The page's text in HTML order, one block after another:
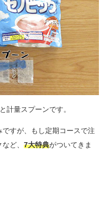
計量スプーンです。
すが、もし定期コースで注
ど、 7大特典がついてきま